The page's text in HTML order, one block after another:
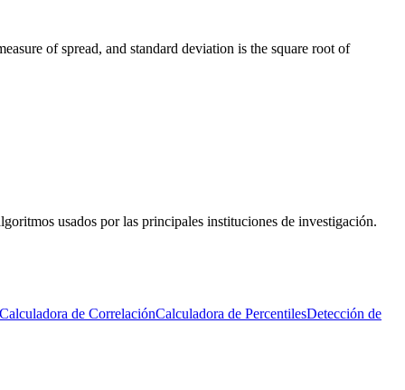
of spread, and standard deviation is the square root of
usados por las principales instituciones de investigación.
Calculadora de CorrelaciónCalculadora de PercentilesDetección de